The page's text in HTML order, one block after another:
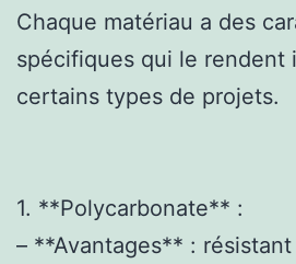
Chaque matériau a des
spécifiques qui le rendent
certains types de projets.
1. **Polycarbonate** :
– **Avantages** :